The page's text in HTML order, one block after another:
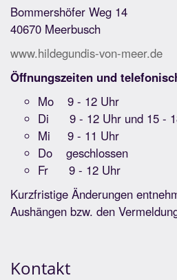
Bommershöfer Weg 14
40670 Meerbusch
www.hildegundis-von-meer.de
Öffnungszeiten und
Mo 9 - 12 Uhr
Di 9 - 12 Uhr und 15 -
Mi 9 - 11 Uhr
Do geschlossen
Fr 9 - 12 Uhr
Kurzfristige Änderungen
Aushängen bzw. den
Kontakt